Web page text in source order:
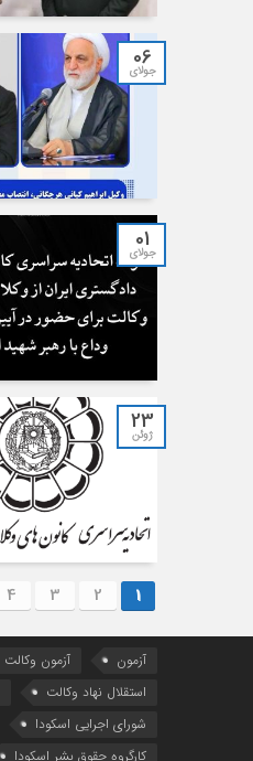
06
جولای
01
جولای
23
ژوئن
1
2
3
4
آزمون آزمون وکالت
استقلال نهاد وکالت
شورای اجرایی اسکودا
کارگروه حقوق بشر اسکودا